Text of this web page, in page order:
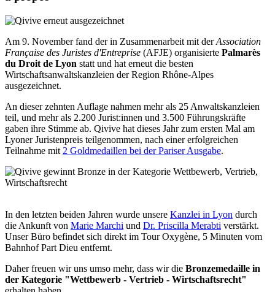
Am 9. November fand der in Zusammenarbeit mit derAssociation
Française des Juristes d'Entreprise (AFJE) organisierte Palmarès
du Droit de Lyon statt und hat erneut die besten
Wirtschaftsanwaltskanzleien der Region Rhône-Alpes
ausgezeichnet.
An dieser zehnten Auflage nahmen mehr als 25 Anwaltskanzleien
teil, und mehr als 2.200 Jurist:innen und 3.500 Führungskräfte
gaben ihre Stimme ab. Qivive hat dieses Jahr zum ersten Mal am
Lyoner Juristenpreis teilgenommen, nach einer erfolgreichen
Teilnahme mit 2 Goldmedaillen bei der Pariser Ausgabe.
In den letzten beiden Jahren wurde unsere Kanzlei in Lyon durch
die Ankunft von Marie Marchi und Dr. Priscilla Merabti verstärkt.
Unser Büro befindet sich direkt im Tour Oxygène, 5 Minuten vom
Bahnhof Part Dieu entfernt.
Daher freuen wir uns umso mehr, dass wir die Bronzemedaille in
der Kategorie "Wettbewerb - Vertrieb - Wirtschaftsrecht"